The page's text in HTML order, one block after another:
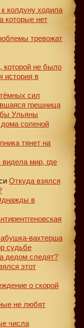
колдуну ходила
которые нет
тревожат
которой не было
история в
сил
грешница
Ульяны
дома соленой
тянет на
видела мир, где
Откуда взялся
в
вахтерша
судьбе
дедом следят?
этот
о скорой
не любят
числа